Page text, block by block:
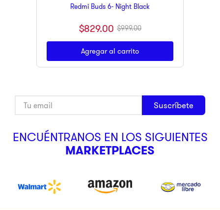
Redmi Buds 6- Night Black
$829.00 $999.00
Agregar al carrito
Suscríbete
ENCUÉNTRANOS EN LOS SIGUIENTES
MARKETPLACES